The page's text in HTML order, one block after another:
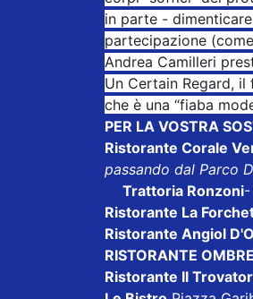
in parte -
partecipazione
Andrea Camilleri
Un Certain Regard,
che è una “fiaba
PER LA VOSTRA
Ristorante Corale
passando dal Parco
Trattoria Ronzoni-
Ristorante La
Ristorante Angiol
RISTORANTE
Ristorante Il